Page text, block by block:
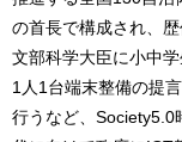
の首長で構成され、
文部科学大臣に小中学
1人1台端末整備の提
行うなど、Society5.0